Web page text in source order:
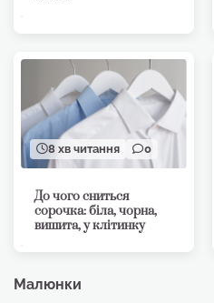
8 хв читання 0
До чого сниться
сорочка: біла, чорна,
вишита, у клітинку
Малюнки